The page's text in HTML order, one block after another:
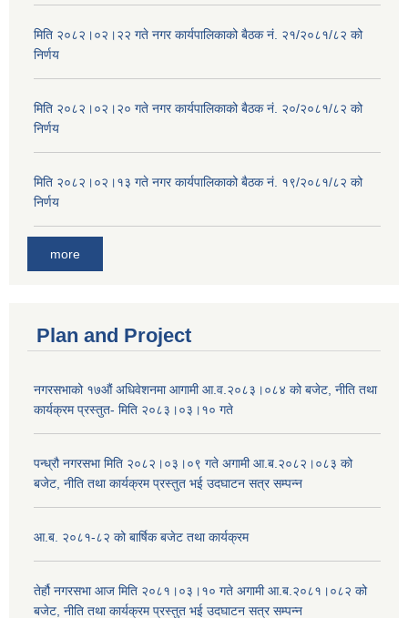
मिति २०८२।०२।२२ गते नगर कार्यपालिकाको बैठक नं. २१/२०८१/८२ को
निर्णय
मिति २०८२।०२।२० गते नगर कार्यपालिकाको बैठक नं. २०/२०८१/८२ को
निर्णय
मिति २०८२।०२।१३ गते नगर कार्यपालिकाको बैठक नं. १९/२०८१/८२ को
निर्णय
more
Plan and Project
नगरसभाको १७औं अधिवेशनमा आगामी आ.व.२०८३।०८४ को बजेट, नीति तथा
कार्यक्रम प्रस्तुत- मिति २०८३।०३।१० गते
पन्ध्रौ नगरसभा मिति २०८२।०३।०९ गते अगामी आ.ब.२०८२।०८३ को
बजेट, नीति तथा कार्यक्रम प्रस्तुत भई उदघाटन सत्र सम्पन्न
आ.ब. २०८१-८२ को बार्षिक बजेट तथा कार्यक्रम
तेर्हौ नगरसभा आज मिति २०८१।०३।१० गते अगामी आ.ब.२०८१।०८२ को
बजेट, नीति तथा कार्यक्रम प्रस्तुत भई उदघाटन सत्र सम्पन्न